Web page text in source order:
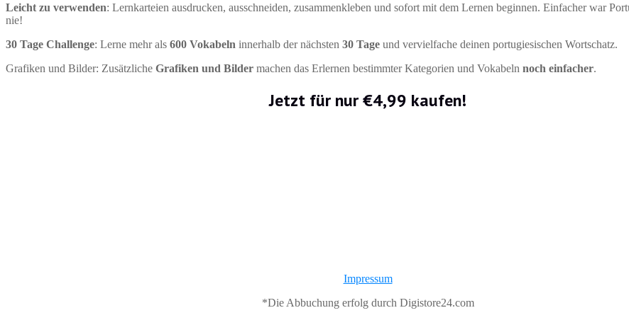
Leicht zu verwenden: Lernkarteien ausdrucken, ausschneiden, zusammenkleben und sofort mit dem Lernen beginnen. Einfacher war
nie!
30 Tage Challenge: Lerne mehr als 600 Vokabeln innerhalb der nächsten 30 Tage und vervielfache deinen portugiesischen Wortschatz.
Grafiken und Bilder: Zusätzliche Grafiken und Bilder machen das Erlernen bestimmter Kategorien und Vokabeln noch einfacher.
Jetzt für nur €4,99 kaufen!
Impressum
*Die Abbuchung erfolg durch Digistore24.com